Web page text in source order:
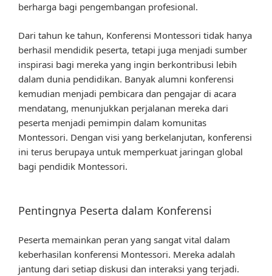
berharga bagi pengembangan profesional.
Dari tahun ke tahun, Konferensi Montessori tidak hanya
berhasil mendidik peserta, tetapi juga menjadi sumber
inspirasi bagi mereka yang ingin berkontribusi lebih
dalam dunia pendidikan. Banyak alumni konferensi
kemudian menjadi pembicara dan pengajar di acara
mendatang, menunjukkan perjalanan mereka dari
peserta menjadi pemimpin dalam komunitas
Montessori. Dengan visi yang berkelanjutan, konferensi
ini terus berupaya untuk memperkuat jaringan global
bagi pendidik Montessori.
Pentingnya Peserta dalam Konferensi
Peserta memainkan peran yang sangat vital dalam
keberhasilan konferensi Montessori. Mereka adalah
jantung dari setiap diskusi dan interaksi yang terjadi.